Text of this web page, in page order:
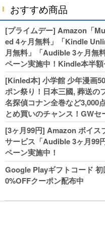
おすすめ商品
[プライムデー] Amazon「
ed 4ヶ月無料」「Kindle
月無料」「Audible 3ヶ月無
ペーン実施中！Kindle本半額
NTER×HUNTERなど集英社
幼女戦記などKADOKAWA、
翼100円セールも！
[Kinled本] 小学館 少年漫画
ポン祭り！日本三國, 葬送の
名探偵コナン全巻など3,000
とめ買いのチャンス！GWセ
人気コミック多数 カドカワ
がセールに！
[3ヶ月99円] Amazon ボイス
サービス「Audible 3ヶ月99
ペーン実施中！
Google Playギフトコード 初
0%OFFクーポン配布中